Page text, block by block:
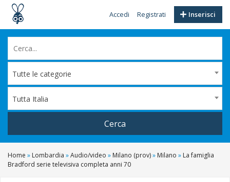
Inserisci
Accedi Registrati
Tutte le categorie
Tutta Italia
Cerca
Home » Lombardia »Audio/video » Milano (prov)» Milano » La famiglia
Bradford serie televisiva completa anni 70